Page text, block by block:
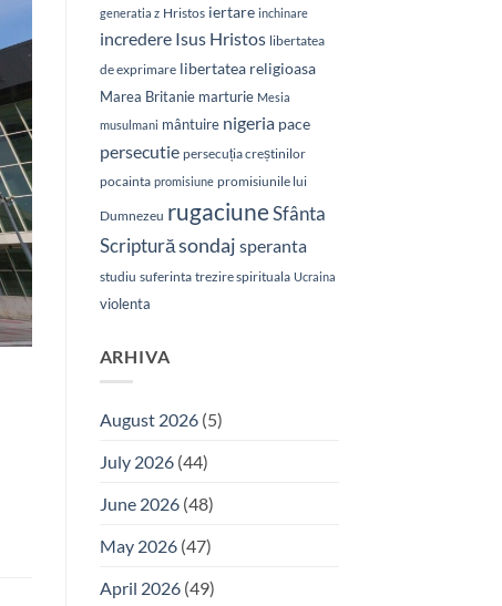
generatia z Hristos iertare inchinare
incredere Isus Hristos libertatea
de exprimare libertatea religioasa
Marea Britanie marturie Mesia
musulmani mântuire nigeria pace
persecutie persecuția creștinilor
pocainta promisiune promisiunile lui
Dumnezeu rugaciuneSfânta
Scripturăsondaj speranta
studiu suferinta trezire spirituala Ucraina
violenta
ARHIVA
August 2026(5)
July 2026(44)
June 2026(48)
May 2026(47)
April 2026(49)